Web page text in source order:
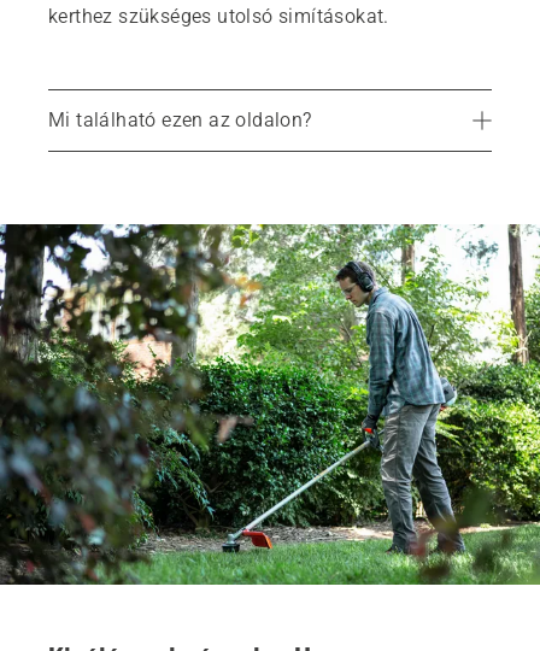
kerthez szükséges utolsó simításokat.
Mi található ezen az oldalon?
Ajánlott termékek
Szolgáltatások
Alkatrészek és kiegészítők
Helyi márkakereskedés keresése